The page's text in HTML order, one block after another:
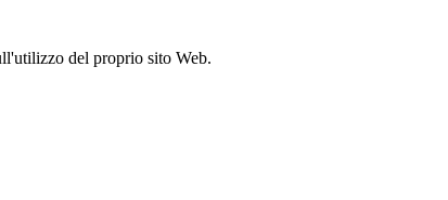
del proprio sito Web.